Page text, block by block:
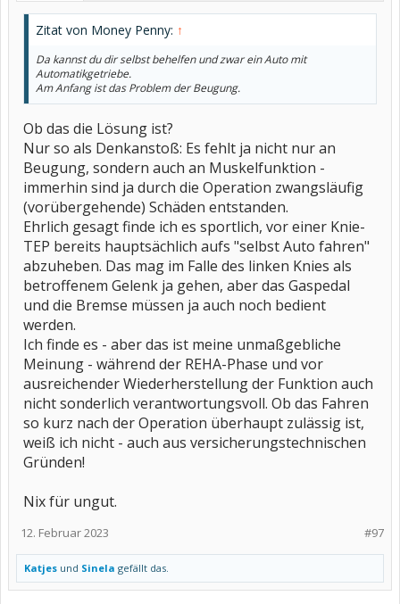
Zitat von Money Penny: ↑
Da kannst du dir selbst behelfen und zwar ein Auto mit
Automatikgetriebe.
Am Anfang ist das Problem der Beugung.
Ob das die Lösung ist?
Nur so als Denkanstoß: Es fehlt ja nicht nur an
Beugung, sondern auch an Muskelfunktion -
immerhin sind ja durch die Operation zwangsläufig
(vorübergehende) Schäden entstanden.
Ehrlich gesagt finde ich es sportlich, vor einer Knie-
TEP bereits hauptsächlich aufs "selbst Auto fahren"
abzuheben. Das mag im Falle des linken Knies als
betroffenem Gelenk ja gehen, aber das Gaspedal
und die Bremse müssen ja auch noch bedient
werden.
Ich finde es - aber das ist meine unmaßgebliche
Meinung - während der REHA-Phase und vor
ausreichender Wiederherstellung der Funktion auch
nicht sonderlich verantwortungsvoll. Ob das Fahren
so kurz nach der Operation überhaupt zulässig ist,
weiß ich nicht - auch aus versicherungstechnischen
Gründen!
Nix für ungut.
#97
12. Februar 2023
Katjes und Sinela gefällt das.